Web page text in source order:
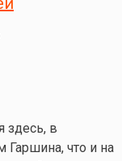
здесь, в
Гаршина, что и на